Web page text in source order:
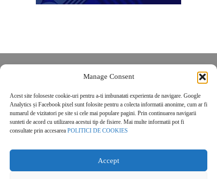
Manage Consent
Acest site foloseste cookie-uri pentru a-ti imbunatati experienta de navigare. Google
Analytics și Facebook pixel sunt folosite pentru a colecta informatii anonime, cum ar fi
numarul de vizitatori pe site si cele mai populare pagini. Prin continuarea navigarii
sunteti de acord cu utilizarea acestui tip de fisiere. Mai multe informatii pot fi
consultate prin accesarea POLITICI DE COOKIES
Accept
POLITICĂ DE CONFIDENȚIALITATE
Politica de cookies